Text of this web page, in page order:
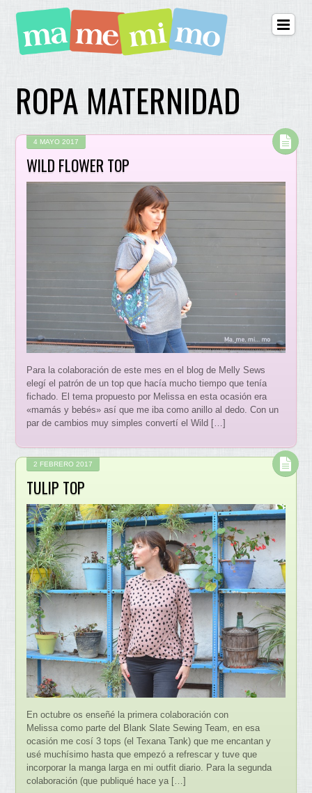
ROPA MATERNIDAD
4 MAYO 2017
WILD FLOWER TOP
Para la colaboración de este mes en el blog de Melly Sews
elegí el patrón de un top que hacía mucho tiempo que tenía
fichado. El tema propuesto por Melissa en esta ocasión era
«mamás y bebés» así que me iba como anillo al dedo. Con un
par de cambios muy simples convertí el Wild […]
2 FEBRERO 2017
TULIP TOP
En octubre os enseñé la primera colaboración con
Melissa como parte del Blank Slate Sewing Team, en esa
ocasión me cosí 3 tops (el Texana Tank) que me encantan y
usé muchísimo hasta que empezó a refrescar y tuve que
incorporar la manga larga en mi outfit diario. Para la segunda
colaboración (que publiqué hace ya […]